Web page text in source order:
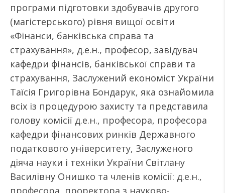
програми підготовки здобувачів другого
(магістерського) рівня вищої освіти
«Фінанси, банківська справа та
страхування», д.е.н., професор, завідувач
кафедри фінансів, банківської справи та
страхування, Заслужений економіст України
Таїсія Григорівна Бондарук, яка ознайомила
всіх із процедурою захисту та представила
голову комісії д.е.н., професора, професора
кафедри фінансових ринків Державного
податкового університету, Заслуженого
діяча науки і техніки України Світлану
Василівну Онишко та членів комісії: д.е.н.,
професора, проректора з науково-